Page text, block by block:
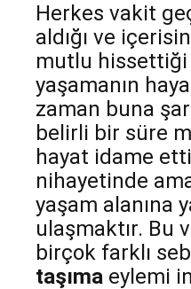
Herkes vakit
aldığı ve
mutlu hissettiği
yaşamanın
zaman buna
belirli bir süre
hayat idame
nihayetinde
yaşam alanına
ulaşmaktır. Bu
birçok farklı
taşıma eylemi